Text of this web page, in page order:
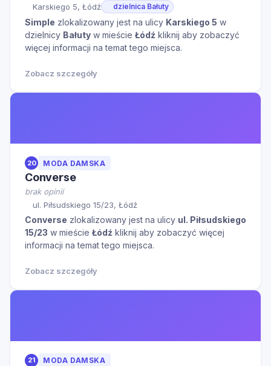
Karskiego 5, Łódź
dzielnica Bałuty
Simple zlokalizowany jest na ulicy Karskiego 5 w
dzielnicy Bałuty w mieście Łódź kliknij aby zobaczyć
więcej informacji na temat tego miejsca.
Zobacz szczegóły
20 MODA DAMSKA
Converse
brak opinii
ul. Piłsudskiego 15/23, Łódź
Converse zlokalizowany jest na ulicy ul. Piłsudskiego
15/23 w mieście Łódź kliknij aby zobaczyć więcej
informacji na temat tego miejsca.
Zobacz szczegóły
21 MODA DAMSKA